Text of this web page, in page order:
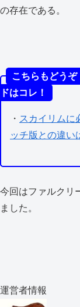
の存在である。
こちらもどう
ドはコレ！
・ スカイリムに
ッチ版との違い
今回はファルクリ
ました。
運営者情報